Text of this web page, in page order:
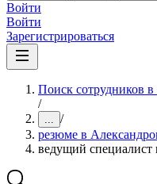
Войти
Войти
Зарегистрироваться
Поиск сотрудников
/
... /
резюме в
ведущий специалист